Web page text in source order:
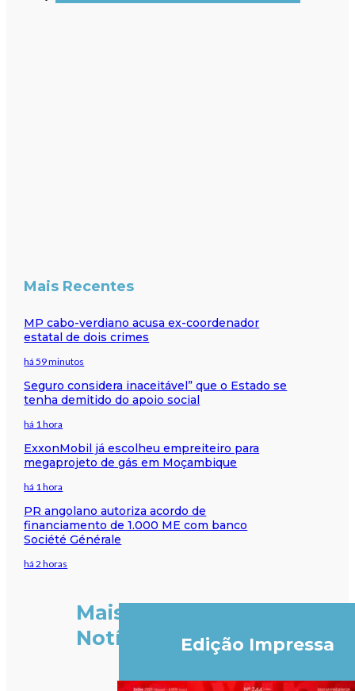
Mais Recentes
MP cabo-verdiano acusa ex-coordenador
estatal de dois crimes
há 59 minutos
Seguro considera inaceitável” que o Estado se
tenha demitido do apoio social
há 1 hora
ExxonMobil já escolheu empreiteiro para
megaprojeto de gás em Moçambique
há 1 hora
PR angolano autoriza acordo de
financiamento de 1.000 ME com banco
Société Générale
há 2 horas
Mais
Notícias
Edição Impressa